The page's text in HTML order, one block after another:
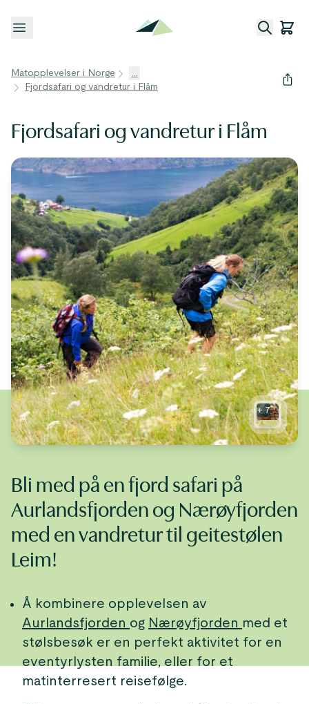
Åpne meny
Matopplevelser i Norge
...
Fjordsafari og vandretur i Flåm
Fjordsafari og vandretur i Flåm
+7
Bli med på en fjord safari på
Aurlandsfjorden og Nærøyfjorden
med en vandretur til geitestølen
Leim!
Å kombinere opplevelsen av
Aurlandsfjorden og Nærøyfjorden med et
stølsbesøk er en perfekt aktivitet for en
eventyrlysten familie, eller for et
matinterresert reisefølge.